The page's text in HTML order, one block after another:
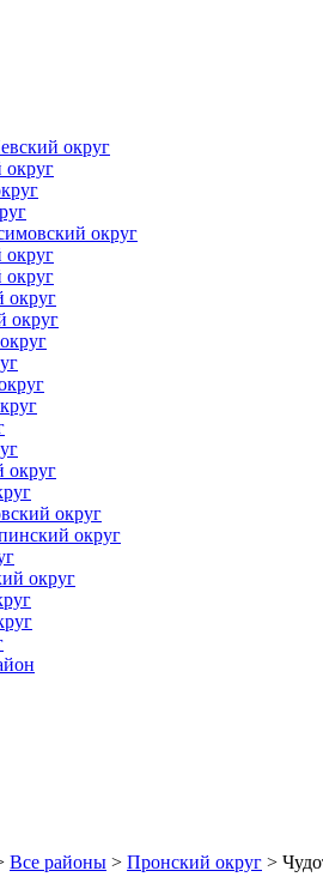
округ
округ
округ
округ
округ
округ
округ
округ
округ
округ
Все районы > Пронский округ >